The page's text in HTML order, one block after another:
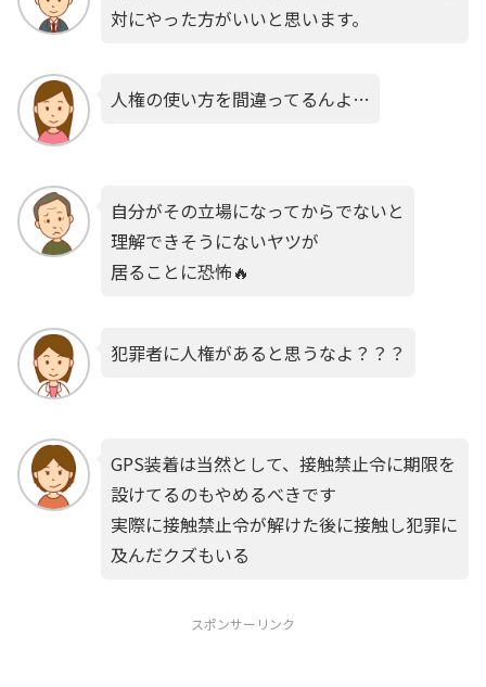
対にやった方がいいと思います。
人権の使い方を間違ってるんよ…
自分がその立場になってからでないと
理解できそうにないヤツが
居ることに恐怖🔥
犯罪者に人権があると思うなよ？？？
GPS装着は当然として、接触禁止令に期限を
設けてるのもやめるべきです
実際に接触禁止令が解けた後に接触し犯罪に
及んだクズもいる
スポンサーリンク